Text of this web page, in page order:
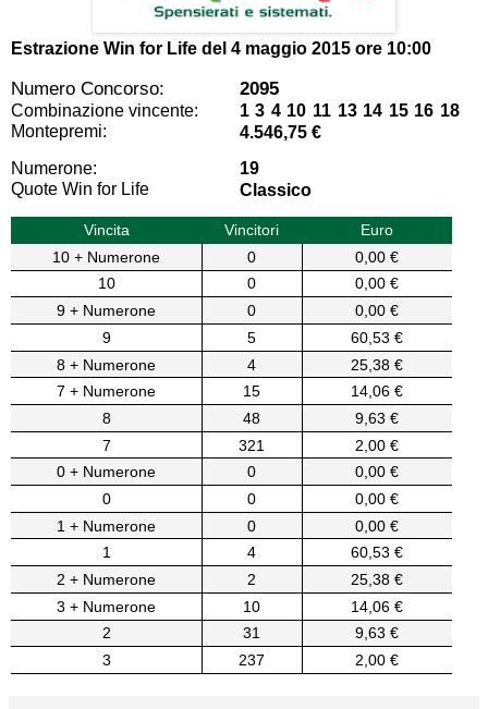
Estrazione Win for Life del 4 maggio 2015 ore 10:00
Numero Concorso: 2095
Combinazione vincente:
1 3 4 10 11 13 14 15 16 18
Montepremi:
4.546,75 €
Numerone:
19
Quote Win for Life
Classico
Vincita Vincitori
Euro
10 + Numerone
0
0,00 €
10
0
0,00 €
9 + Numerone
0
0,00 €
9
5
60,53 €
8 + Numerone
4
25,38 €
7 + Numerone
15
14,06 €
8
48
9,63 €
7
321
2,00 €
0 + Numerone
0
0,00 €
0
0
0,00 €
1 + Numerone
0
0,00 €
1
4
60,53 €
2 + Numerone
2
25,38 €
3 + Numerone
10
14,06 €
2
31
9,63 €
3
237 2,00 €